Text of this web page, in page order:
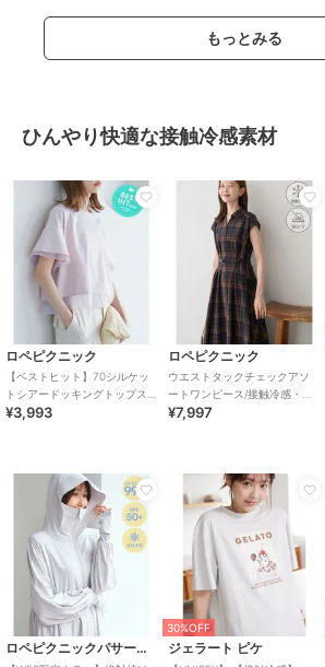
もっとみる
ひんやり快適な接触冷感素材
ロペピクニック
【ベストヒット】70シルケッ
トシアードッキングトップス/
着丈が選べる・UVカット・接
¥3,993
ロペピクニック
ウエストタックチェックアソ
ートワンピース/接触冷感・防
シワ・リンクコーデ
¥7,997
ロペピクニックパサージュ
30%OFF
ジェラート ピケ